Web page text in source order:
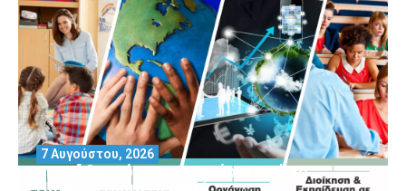
Μοριοδοτούμενα Σεμινάρια από το
7 Αυγούστου, 2026